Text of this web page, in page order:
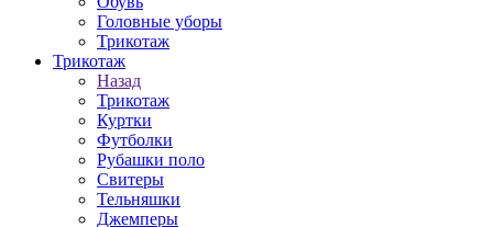
Головные уборы
Трикотаж
Трикотаж
Назад
Трикотаж
Куртки
Футболки
Рубашки поло
Свитеры
Тельняшки
Джемперы